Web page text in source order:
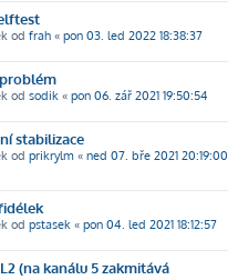
od frah « pon 03. led 2022 18:38:37
od sodik « pon 06. zář 2021 19:50:54
stabilizace
od prikrylm « ned 07. bře 2021 20:19:00
od pstasek « pon 04. led 2021 18:12:57
(na kanálu 5 zakmitává